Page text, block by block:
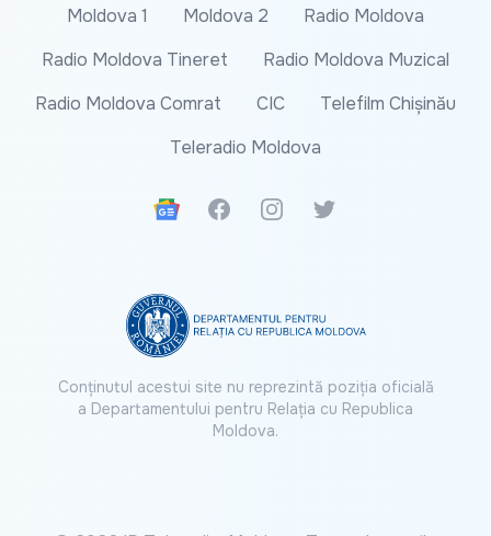
Moldova 1 Moldova 2
Radio Moldova
Radio Moldova Tineret
Radio Moldova Muzical
Radio Moldova Comrat
CIC
Telefilm Chișinău
Teleradio Moldova
Google News
FacebookInstagramTwitter
Conținutul acestui site nu reprezintă poziția oficială
a Departamentului pentru Relația cu Republica
Moldova.